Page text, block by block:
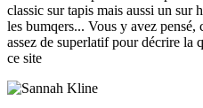
classic sur tapis mais aussi un sur
les bumqers... Vous y avez pensé,
assez de superlatif pour décrire la
ce site